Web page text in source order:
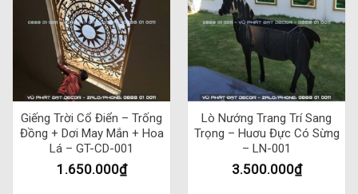
Giếng Trời Cổ Điển – Trống
Đồng + Dơi May Mắn + Hoa
Lá – GT-CD-001
1.650.000₫
Lò Nướng Trang Trí Sang
Trọng – Huơu Đực Có Sừng
– LN-001
3.500.000₫